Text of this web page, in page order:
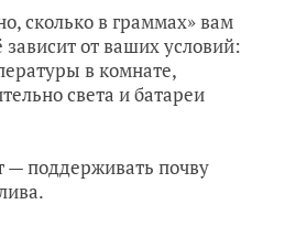
сколько в граммах» вам
зависит от ваших условий:
в комнате,
света и батареи
— поддерживать почву